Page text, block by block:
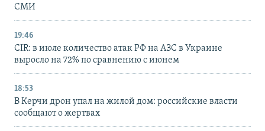
СМИ
19:46
CIR: в июле количество атак РФ на АЗС в Украине
выросло на 72% по сравнению с июнем
18:53
В Керчи дрон упал на жилой дом: российские власти
сообщают о жертвах